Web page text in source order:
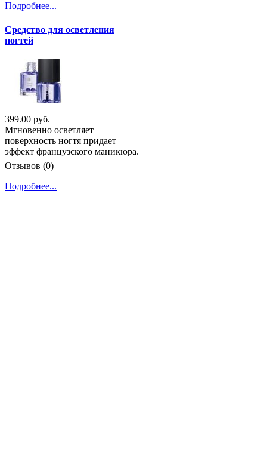
Подробнее...
Средство для осветления
ногтей
399.00 руб.
Мгновенно осветляет
поверхность ногтя придает
эффект французского маникюра.
Отзывов (0)
Подробнее...